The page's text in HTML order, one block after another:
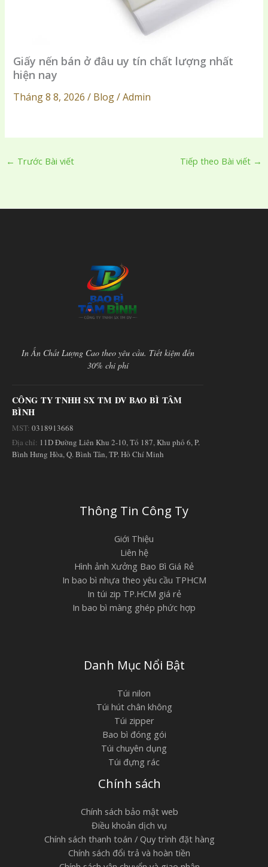
Giấy nến bán ở đâu uy tín chất lượng nhất
hiện nay
Tháng 8 8, 2026 / Blog / Admin
← Trước Bài viết Tiếp theo Bài viết →
In Ấn Chất Lượng Cao theo yêu cầu. Tiết kiệm đến
30% chi phí
CÔNG TY TNHH SX TM DV BAO BÌ TÂM
BÌNH
MST: 0318913668
Địa chỉ: 11D Đường Liên Khu 2-10, Tổ 187, Khu phố 6, P.
Bình Hưng Hòa, Q. Bình Tân, TP. Hồ Chí Minh
Thông Tin Công Ty
Giới Thiệu
Liên hệ
Hình ảnh Xưởng Bao Bì Giá Rẻ
In bao bì nhựa theo yêu cầu TPHCM
In túi zip TP.HCM giá rẻ
In bao bì màng ghép phức hợp
Danh Mục Nổi Bật
Túi nilon
Túi hút chân không
Túi zipper
Bao bì đóng gói
Túi chuyên dụng
Túi đựng rác
Chính sách
Chính sách bảo mật web
Điều khoản dịch vụ
Chính sách thanh toán / Quy trình đặt hàng
Chính sách đổi trả và hoàn tiền